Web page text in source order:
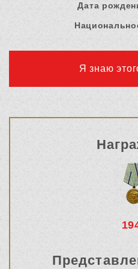
Дата
Я знаю